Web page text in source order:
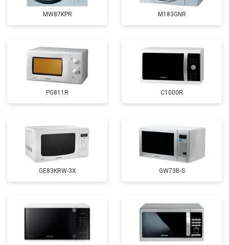
MW87KPR M183GNR
PG811R C1000R
GE83KRW-3X GW73B-S